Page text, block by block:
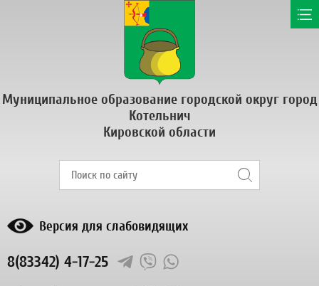
Муниципальное образование городской округ город
Котельнич
Кировской области
Версия для слабовидящих
8(83342) 4-17-25